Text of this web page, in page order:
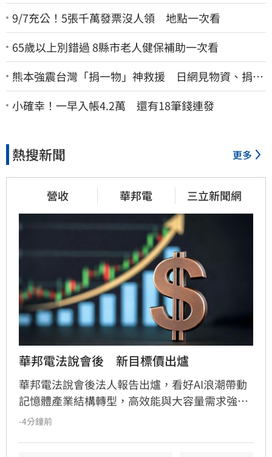
9/7充公！5張千萬發票沒人領 地點一次看
65歲以上別錯過 8縣市老人健保補助一次看
熊本強震台灣「捐一物」神救援 日網見物資、捐款
喊：給台灣統治算了
小確幸！一早入帳4.2萬 還有18筆錢連發
熱搜新聞 更多
營收 華邦電 三立新聞網
華邦電法說會後　新目標價出爐
華邦電法說會後法人報告出爐，看好AI浪潮帶動
記憶體產業結構轉型，高效能與大容量需求強
勁，推升DRAM與Flash報價持續走揚。華邦電第
-4分鐘前